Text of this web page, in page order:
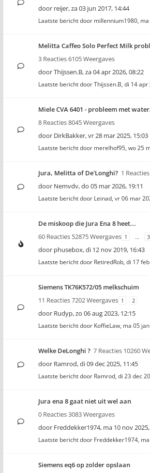
door reijer,za 03 jun 2017, 14:44
Laatste bericht door millennium1980,
Melitta Caffeo Solo Perfect Milk
3 Reacties 6105 Weergaves
doorThijssen.B,za 04 apr 2026, 08:22
Laatste bericht doorThijssen.B, di 14 apr
Miele CVA 6401 - probleem met
8 Reacties 8045 Weergaves
door DirkBakker,vr 28 mar 2025, 15:03
Laatste bericht door merelhof95, wo 25
Jura, Melitta of De'Longhi? 1
door Nemvdv,do 05 mar 2026, 19:11
Laatste bericht door Leinad, vr 06 mar
De miskoop die Jura Ena 8 heet...
60 Reacties 52875 Weergaves 1 … 3
door phusebox,di 12 nov 2019, 16:43
Laatste bericht door RetiredRob, di 17
Siemens TK76K572/05 melkschuim
11 Reacties 7202 Weergaves 1 2
door Rudyp,zo 06 aug 2023, 12:15
Laatste bericht door KoffieLaw, ma 05
Welke DeLonghi ? 7 Reacties 10260
door Ramrod,di 09 dec 2025, 11:45
Laatste bericht door Ramrod, di 23 dec
Jura ena 8 gaat niet uit wel aan
0 Reacties 3083 Weergaves
door Freddekker1974, ma 10 nov
Laatste bericht door Freddekker1974,
Siemens eq6 op zolder opslaan